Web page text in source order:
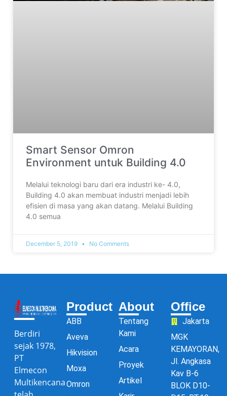
Smart Sensor Omron
Environment untuk Building 4.0
Melalui teknologi baru dari era industri ke- 4.0,
Building 4.0 akan membuat industri menjadi lebih
efisien di masa yang akan datang. Melalui Building
4.0 semua
December 5, 2019 No Comments
Berdiri
sejak 1978,
PT
Elmecon
Multikencana
Product
ABB
Aveva
Hikvision
Moxa
Omron
About
Tentang
Kami
Acara
Proyek
Artikel
Office
Jakarta
MGK
KEMAYORAN,
Jl. Angkasa
Kav B-6
BLOK D10-